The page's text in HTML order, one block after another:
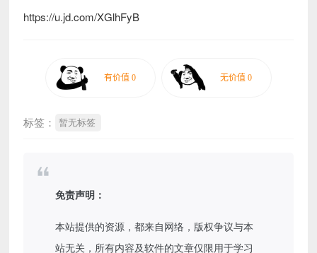
https://u.jd.com/XGlhFyB
标签： 暂无标签
免责声明：
本站提供的资源，都来自网络，版权争议与本
站无关，所有内容及软件的文章仅限用于学习